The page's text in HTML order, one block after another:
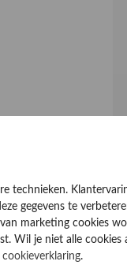
technieken.
gegevens te
marketing cookies
Wil je niet alle
.